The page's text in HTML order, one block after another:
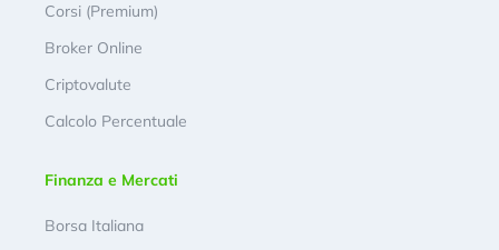
Corsi (Premium)
Broker Online
Criptovalute
Calcolo Percentuale
Finanza e Mercati
Borsa Italiana